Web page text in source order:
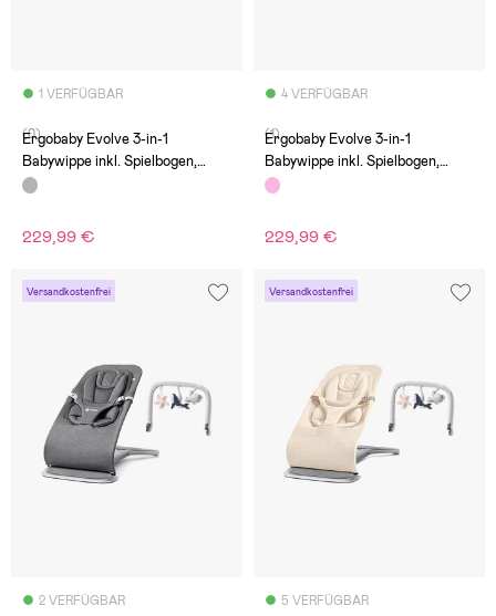
1 VERFÜGBAR
(0)
Ergobaby Evolve 3-in-1
Babywippe inkl. Spielbogen,
Light Grey
229,99 €
4 VERFÜGBAR
(1)
Ergobaby Evolve 3-in-1
Babywippe inkl. Spielbogen,
Blush Pink
229,99 €
Versandkostenfrei
2 VERFÜGBAR
Versandkostenfrei
5 VERFÜGBAR